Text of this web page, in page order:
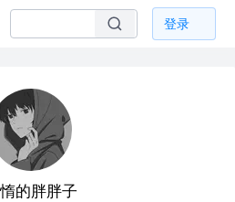
登录
的胖胖子